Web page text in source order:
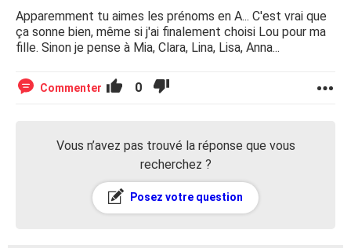
Apparemment tu aimes les prénoms en A... C'est vrai que
ça sonne bien, même si j'ai finalement choisi Lou pour ma
fille. Sinon je pense à Mia, Clara, Lina, Lisa, Anna...
Commenter 0
Vous n’avez pas trouvé la réponse que vous
recherchez ?
Posez votre question